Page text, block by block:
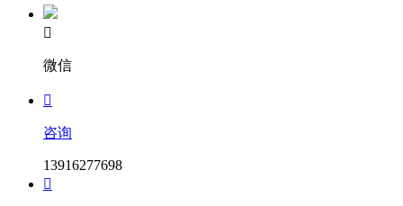

微信

咨询
13916277698
